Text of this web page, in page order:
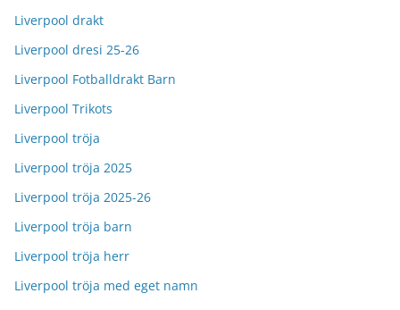
Liverpool drakt
Liverpool dresi 25-26
Liverpool Fotballdrakt Barn
Liverpool Trikots
Liverpool tröja
Liverpool tröja 2025
Liverpool tröja 2025-26
Liverpool tröja barn
Liverpool tröja herr
Liverpool tröja med eget namn